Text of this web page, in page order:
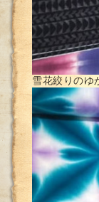
雪花絞りのゆ